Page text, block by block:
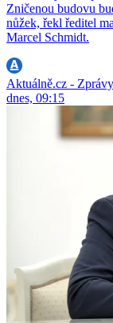
Zničenou budovu
nůžek, řekl ředitel
Marcel Schmidt.
Aktuálně.cz - Zprávy
dnes, 09:15